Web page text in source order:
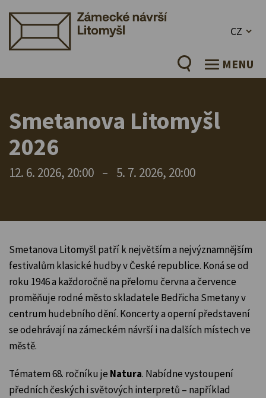
CZ
MENU
Smetanova Litomyšl
2026
12. 6. 2026, 20:00 – 5. 7. 2026, 20:00
Smetanova Litomyšl patří k největším a nejvýznamnějším
festivalům klasické hudby v České republice. Koná se od
roku 1946 a každoročně na přelomu června a července
proměňuje rodné město skladatele Bedřicha Smetany v
centrum hudebního dění. Koncerty a operní představení
se odehrávají na zámeckém návrší i na dalších místech ve
městě.
Tématem 68. ročníku je Natura. Nabídne vystoupení
předních českých i světových interpretů – například